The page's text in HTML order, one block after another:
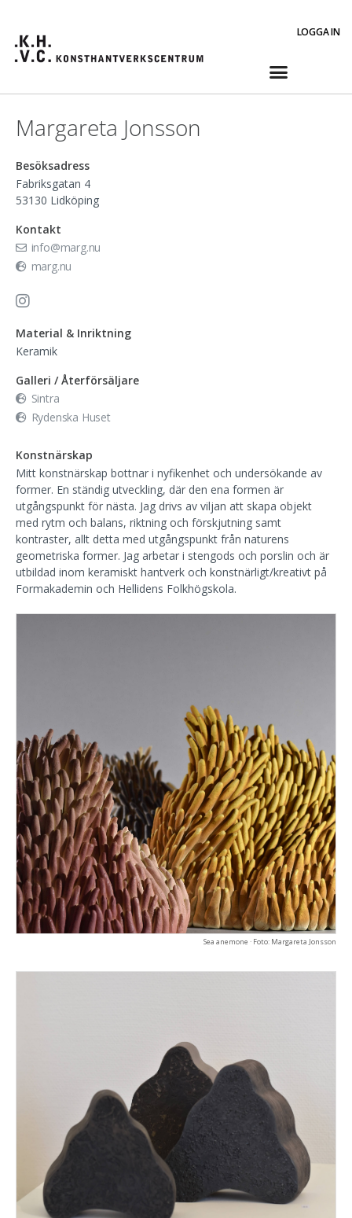
LOGGA IN
Margareta Jonsson
Besöksadress
Fabriksgatan 4
53130 Lidköping
Kontakt
info@marg.nu
marg.nu
Material & Inriktning
Keramik
Galleri / Återförsäljare
Sintra
Rydenska Huset
Konstnärskap
Mitt konstnärskap bottnar i nyfikenhet och undersökande av
former. En ständig utveckling, där den ena formen är
utgångspunkt för nästa. Jag drivs av viljan att skapa objekt
med rytm och balans, riktning och förskjutning samt
kontraster, allt detta med utgångspunkt från naturens
geometriska former. Jag arbetar i stengods och porslin och är
utbildad inom keramiskt hantverk och konstnärligt/kreativt på
Formakademin och Hellidens Folkhögskola.
Sea anemone · Foto: Margareta Jonsson